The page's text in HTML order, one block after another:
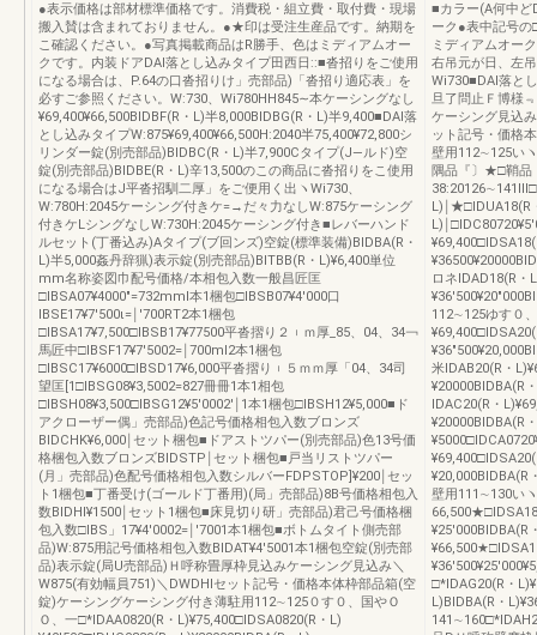
●表示価格は部材標準価格です。消費税・組立費・取付費・現場
搬入賛は含まれておりません。●★印は受注生産品です。納期を
こ確認ください。●写真掲載商品はR勝手、色はミディアムオー
クです。内装ドアDAl落とし込みタイプ田西日::■沓招りをご使用
になる場合は、P.64の口沓招りけ」売部品)「沓招り適応表」を
必すご参照ください。W:730、Wi780HH845∼本ケーシングなし
¥69,400¥66,500BIDBF(R・L)半8,000BIDBG(R・L)半9,400■DAl落
とし込みタイプW:875¥69,400¥66,500H:2040半75,400¥72,800シ
リンダー錠(別売部品)BIDBC(R・L)半7,900Cタイプ(J―ルド)空
錠(別売部品)BIDBE(R・L)辛13,500のこの商品に沓招りをこ使用
になる場合はJ平沓招馴二厚」をご便用く出ヽWi730、
W:780H:2045ケーシング付きケ=→だ々力なしW:875ケーシング
付きケLシングなしW:730H:2045ケーシング付き■レバーハンド
ルセット(丁番込み)Aタイプ(ブ回ンズ)空錠(標準装備)BIDBA(R・
L)半5,000姦丹辞猟)表示錠(別売部品)BITBB(R・L)¥6,400単位
mm名称姿図巾配号価格/本相包入数一般昌匠匡
□IBSA07¥4000″=732mml本1梱包□IBSB07¥4′000口
IBSE17¥7′500ι=￨′700RT2本1梱包
□IBSA17¥7,500□IBSB17¥77500平沓摺り２︲ｍ厚_85、04、34￢
馬匠中□IBSF17¥7′5002=￨700ml2本1梱包
□IBSC17¥6000□IBSD17¥6,000平沓摺り︲５ｍｍ厚「04、34司
望匡[1□IBSG08¥3,5002=827冊冊1本1相包
□IBSH08¥3,500□IBSG12¥5′0002′￨1本1梱包□IBSH12¥5,000■ド
アクローザー偶」売部品)色記号価格相包入数ブロンズ
BIDCHK¥6,000￨セット梱包■ドアストツパー(別売部品)色13号価
格梱包入数ブロンズBIDSTP￨セット梱包■戸当リストツパー
(月」売部品)色配号価格相包入数シルバーFDPSTOP]¥200￨セッ
ト1梱包■丁番受け(ゴールド丁番用)(局」売部品)8B号価格相包入
数BIDHl¥1500￨セット1梱包■床見切り研」売部品)君己号価格梱
包入数□IBS」17¥4′0002=￨′7001本1梱包■ボトムタイト側売部
品)W:875用記号価格相包入数BIDAT¥4′5001本1梱包空錠(別売部
品)表示錠(局U売部品)Ｈ呼称畳厚枠見込みケーシング見込み＼
W875(有効幅員751)＼DWDHIセット記号・価格本体枠部品箱(空
錠)ケーシングケーシング付き薄駐用112∼125０す０、国やＯ
Ｏ、一□*IDAA0820(R・L)¥75,400□IDSA0820(R・L)
■カラー(A何中ど
ーク●表中記号
ミディアムオー
右吊元が日、左
Wi730■DAl落と
旦了問止Ｆ博様
ケーシング見込
ット記号・価格
壁用112∼125い
隅品『〕★□鞘品
L)￨★□IDUA18(R
L)￨
ロネIDAD18(R
112∼125ゆす０
米IDAB20(R・
¥20000BIDBA(R
IDAC20(R・
¥20000BIDBA(R
¥20,000BIDBA(R
壁用111∼130い
□*IDAG20(R・
L)BIDBA(R・